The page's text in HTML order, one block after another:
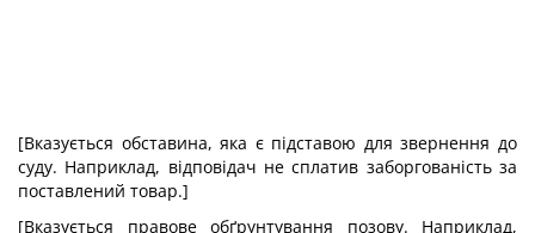
[Вказується обставина, яка є підставою для звернення до
суду. Наприклад, відповідач не сплатив заборгованість за
поставлений товар.]
[Вказується правове обґрунтування позову. Наприклад,